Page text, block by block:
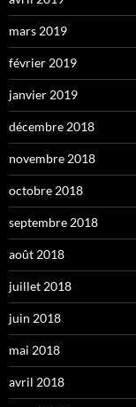
mars 2019
février 2019
janvier 2019
décembre 2018
novembre 2018
octobre 2018
septembre 2018
août 2018
juillet 2018
juin 2018
mai 2018
avril 2018